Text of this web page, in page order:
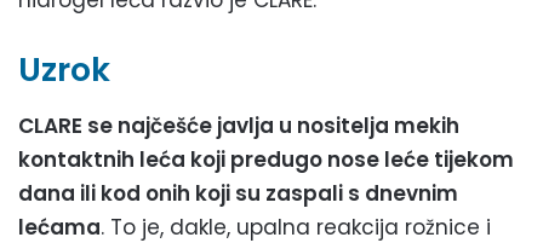
Uzrok
CLARE se najčešće javlja u nositelja mekih
kontaktnih leća koji predugo nose leće tijekom
dana ili kod onih koji su zaspali s dnevnim
lećama. To je, dakle, upalna reakcija rožnice i